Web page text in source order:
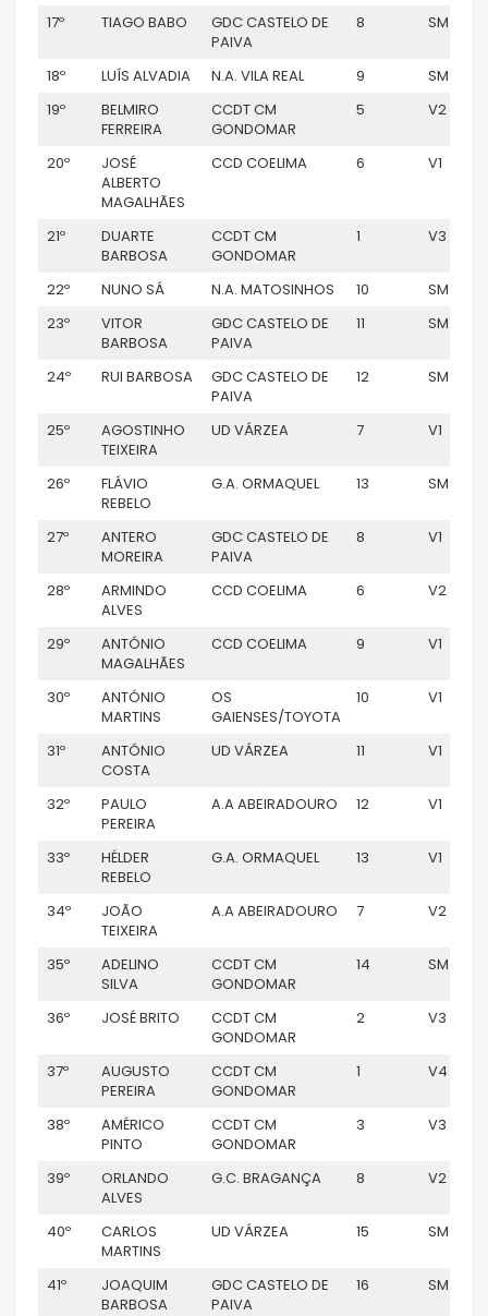
17º TIAGO BABO
GDC CASTELO DE
PAIVA
8 SM
18º LUÍS ALVADIA N.A. VILA REAL 9
SM
19º
BELMIRO
FERREIRA
CCDT CM
GONDOMAR
5 V2
20º
JOSÉ
ALBERTO
MAGALHÃES
CCD COELIMA 6 V1
21º
DUARTE
BARBOSA
CCDT CM
GONDOMAR
1 V3
22º NUNO SÁ N.A. MATOSINHOS 10
SM
23º
VITOR
BARBOSA
GDC CASTELO DE
PAIVA
11 SM
24º RUI BARBOSA
GDC CASTELO DE
PAIVA
12 SM
25º
AGOSTINHO
TEIXEIRA
UD VÁRZEA 7 V1
26º
FLÁVIO
REBELO
G.A. ORMAQUEL 13 SM
27º
ANTERO
MOREIRA
GDC CASTELO DE
PAIVA
8 V1
28º
ARMINDO
ALVES
CCD COELIMA 6 V2
29º
ANTÓNIO
MAGALHÃES
CCD COELIMA 9 V1
30º
ANTÓNIO
MARTINS
OS
GAIENSES/TOYOTA
10 V1
31º
ANTÓNIO
COSTA
UD VÁRZEA 11 V1
32º
PAULO
PEREIRA
A.A ABEIRADOURO 12 V1
33º
HÉLDER
REBELO
G.A. ORMAQUEL 13 V1
34º
JOÃO
TEIXEIRA
A.A ABEIRADOURO 7 V2
35º
ADELINO
SILVA
CCDT CM
GONDOMAR
14 SM
36º JOSÉ BRITO
CCDT CM
GONDOMAR
2 V3
37º
AUGUSTO
PEREIRA
CCDT CM
GONDOMAR
1 V4
38º
AMÉRICO
PINTO
CCDT CM
GONDOMAR
3 V3
39º
ORLANDO
ALVES
G.C. BRAGANÇA 8 V2
40º
CARLOS
MARTINS
UD VÁRZEA 15 SM
41º
JOAQUIM
BARBOSA
GDC CASTELO DE
PAIVA
16 SM